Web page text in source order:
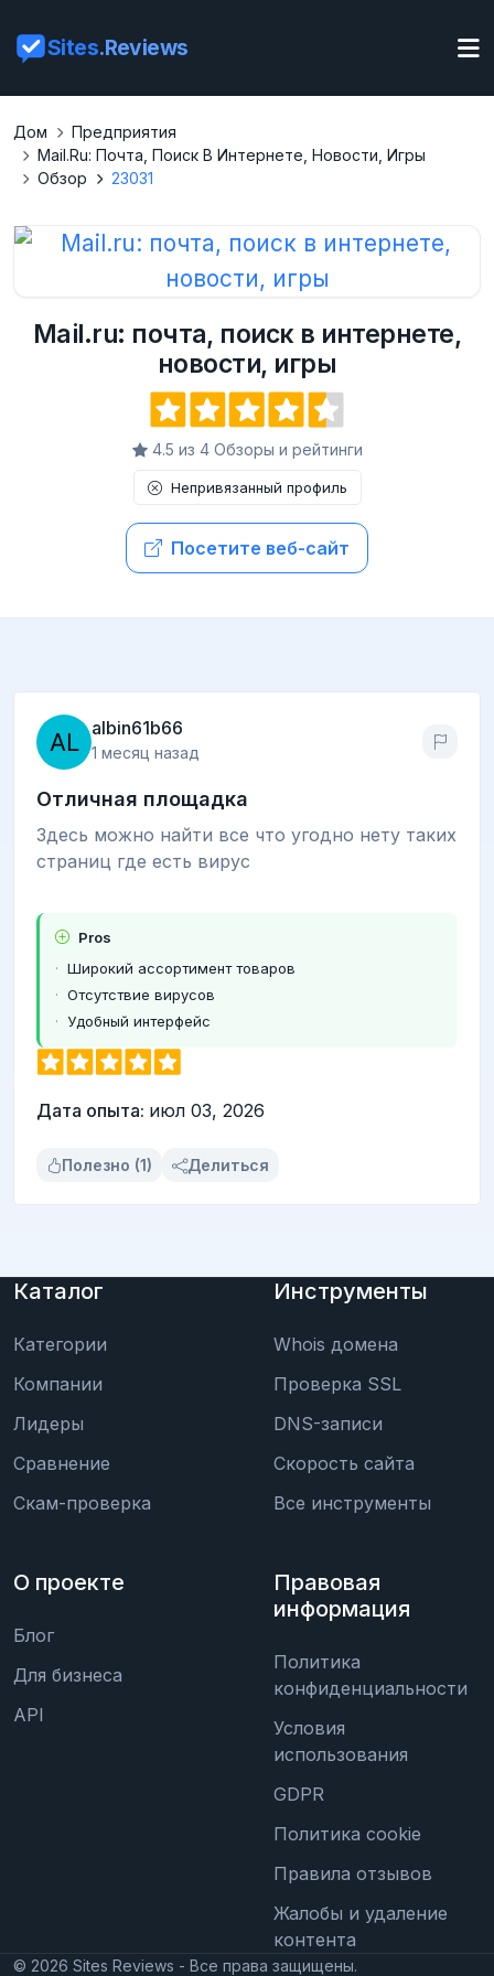
Sites.Reviews
Дом
Предприятия
Mail.ru: Почта, Поиск В Интернете, Новости, Игры
Обзор
23031
Mail.ru: почта, поиск в интернете,
новости, игры
4.5 из 4 Обзоры и рейтинги
Непривязанный профиль
Посетите веб-сайт
albin61b66
1 месяц назад
Отличная площадка
Здесь можно найти все что угодно нету таких
страниц где есть вирус
Pros
Широкий ассортимент товаров
Отсутствие вирусов
Удобный интерфейс
Дата опыта: июл 03, 2026
Полезно (1) Делиться
Каталог
Категории
Компании
Лидеры
Сравнение
Скам-проверка
Инструменты
Whois домена
Проверка SSL
DNS-записи
Скорость сайта
Все инструменты
О проекте
Блог
Для бизнеса
API
Правовая
информация
Политика
конфиденциальности
Условия
использования
GDPR
Политика cookie
Правила отзывов
Жалобы и удаление
контента
© 2026 Sites Reviews - Все права защищены.